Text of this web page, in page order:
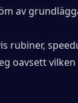
av
rubiner,
oavsett